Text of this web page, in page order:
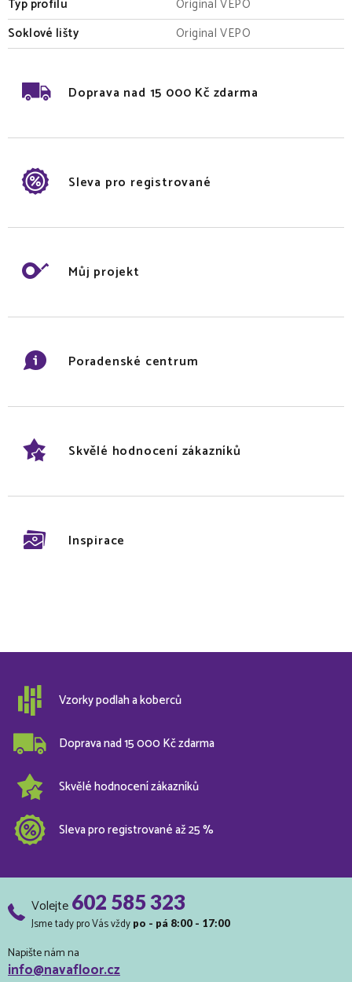
Typ profilu
Original VEPO
Soklové lišty
Original VEPO
Doprava nad 15 000 Kč zdarma
Sleva pro registrované
Můj projekt
Poradenské centrum
Skvělé hodnocení zákazníků
Inspirace
Vzorky podlah a koberců
Doprava nad 15 000 Kč zdarma
Skvělé hodnocení zákazníků
Sleva pro registrované až 25 %
Volejte602 585 323
Jsme tady pro Vás vždy po - pá 8:00 - 17:00
Napište nám na
info@navafloor.cz